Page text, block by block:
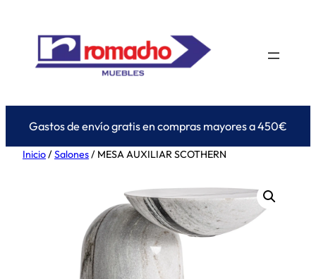
contenido
Gastos de envío gratis en compras mayores a 450€
Inicio/Salones/ MESA AUXILIAR SCOTHERN